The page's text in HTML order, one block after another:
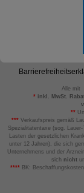
Alle mit
*inkl. MwSt.
**
*** Verkaufspreis gemäß
Spezialitätentaxe (sog.
Lasten der gesetzlichen
unter 12 Jahren), die sich
Unternehmens und der
sich nicht
****BK: